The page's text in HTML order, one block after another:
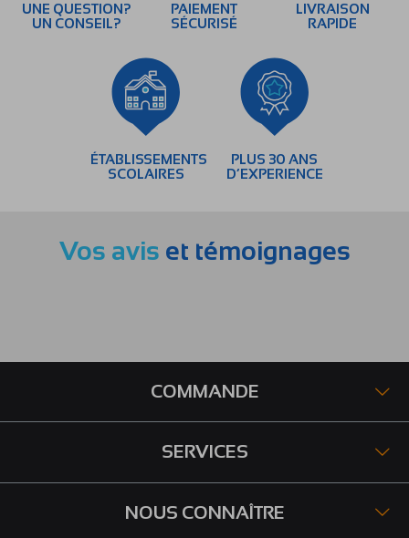
UNE QUESTION?
UN CONSEIL?
PAIEMENT
SÉCURISÉ
LIVRAISON
RAPIDE
ÉTABLISSEMENTS
SCOLAIRES
PLUS 30 ANS
D’EXPERIENCE
Vos avis et témoignages
COMMANDE
SERVICES
NOUS CONNAÎTRE